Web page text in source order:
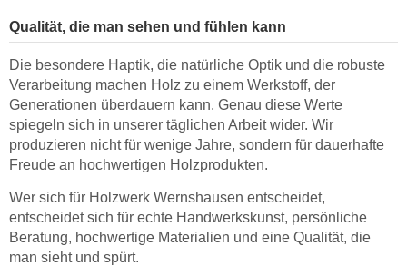
Qualität, die man sehen und fühlen kann
Die besondere Haptik, die natürliche Optik und die robuste
Verarbeitung machen Holz zu einem Werkstoff, der
Generationen überdauern kann. Genau diese Werte
spiegeln sich in unserer täglichen Arbeit wider. Wir
produzieren nicht für wenige Jahre, sondern für dauerhafte
Freude an hochwertigen Holzprodukten.
Wer sich für Holzwerk Wernshausen entscheidet,
entscheidet sich für echte Handwerkskunst, persönliche
Beratung, hochwertige Materialien und eine Qualität, die
man sieht und spürt.